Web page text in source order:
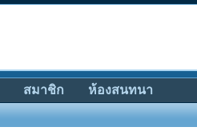
สมาชิก ห้องสนทนา